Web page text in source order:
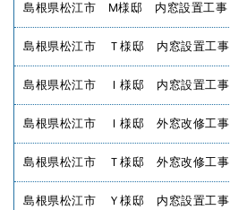
島根県松江市 M様邸 内窓設置工事
島根県松江市 Ｔ様邸 内窓設置工事
島根県松江市 Ｉ様邸 内窓設置工事
島根県松江市 Ｉ様邸 外窓改修工事
島根県松江市 Ｔ様邸 外窓改修工事
島根県松江市 Ｙ様邸 内窓設置工事